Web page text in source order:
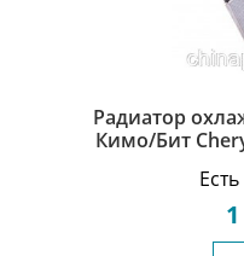
Радиатор
Кимо/Бит